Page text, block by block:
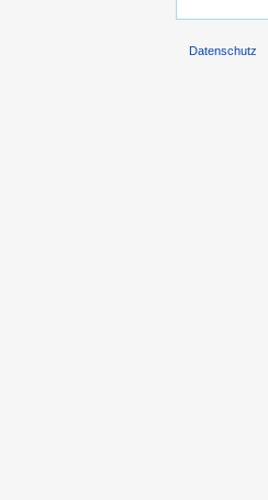
Datenschutz